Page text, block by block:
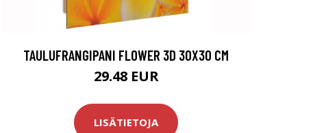
TAULUFRANGIPANI FLOWER 3D 30X30 CM
29.48 EUR
LISÄTIETOJA